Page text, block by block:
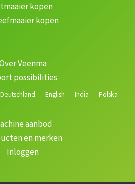
kopen
kopen
Veenma
possibilities
Deutschland English India
Polska
aanbod
en merken
Inloggen